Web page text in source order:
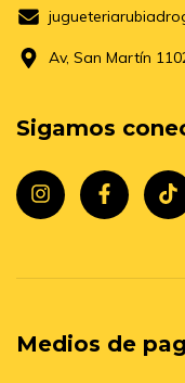
Av, San Martín
Sigamos
Medios de